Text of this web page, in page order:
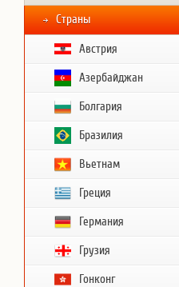
Страны
Австрия
Азербайджан
Болгария
Бразилия
Вьетнам
Греция
Германия
Грузия
Гонконг